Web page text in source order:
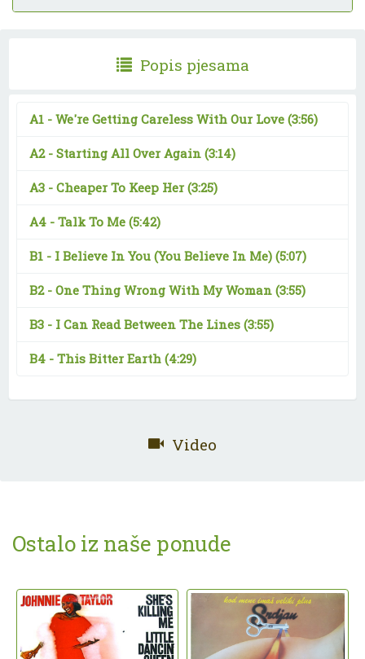
Popis pjesama
A1 - We're Getting Careless With Our Love (3:56)
A2 - Starting All Over Again (3:14)
A3 - Cheaper To Keep Her (3:25)
A4 - Talk To Me (5:42)
B1 - I Believe In You (You Believe In Me) (5:07)
B2 - One Thing Wrong With My Woman (3:55)
B3 - I Can Read Between The Lines (3:55)
B4 - This Bitter Earth (4:29)
Video
Ostalo iz naše ponude